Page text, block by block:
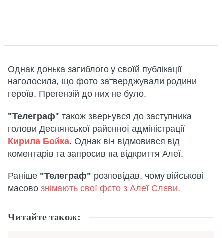
Однак донька загиблого у своїй публікації
наголосила, що фото затверджували родини
героїв. Претензій до них не було.
"Телеграф" також звернувся до заступника
голови Деснянської районної адміністрації
Кирила Бойка. Однак він відмовився від
коментарів та запросив на відкриття Алеї.
Раніше "Телеграф" розповідав, чому військові
масово знімають свої фото з Алеї Слави.
Читайте також: